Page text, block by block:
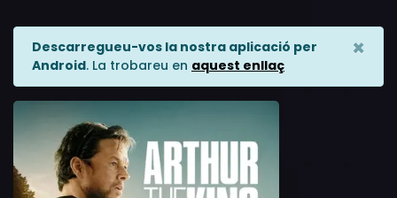
Descarregueu-vos la nostra aplicació per
Android. La trobareu en aquest enllaç
×